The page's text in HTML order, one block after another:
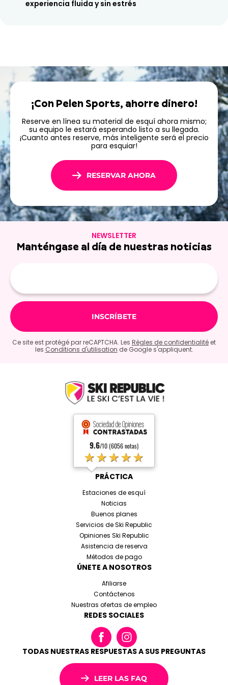
experiencia fluida y sin estrés
¡Con Pelen Sports, ahorre dinero!
Reserve en línea su material de esquí ahora mismo;
su equipo le estará esperando listo a su llegada.
¡Cuanto antes reserve, más inteligente será el precio
para esquiar!
RESERVAR AHORA
NEWSLETTER
Manténgase al día de nuestras noticias
Ce site est protégé par reCAPTCHA. Les Règles de confidentialité et
les Conditions d'utilisation de Google s'appliquent.
9.6/10 (6056 notas)
★★★★★
PRÁCTICA
Estaciones de esquí
Noticias
Buenos planes
Servicios de Ski Republic
Opiniones Ski Republic
Asistencia de reserva
Métodos de pago
ÚNETE A NOSOTROS
Afiliarse
Contáctenos
Nuestras ofertas de empleo
REDES SOCIALES
TODAS NUESTRAS RESPUESTAS A SUS PREGUNTAS
LEER LAS FAQ